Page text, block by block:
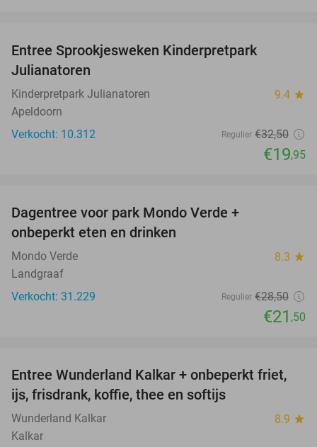
Entree Sprookjesweken Kinderpretpark
Julianatoren
Kinderpretpark Julianatoren 9.4 star
Apeldoorn
Verkocht: 10.312
Regulier €32,50
€19,95
Dagentree voor park Mondo Verde +
onbeperkt eten en drinken
Mondo Verde 8.3 star
Landgraaf
Verkocht: 31.229
Regulier €28,50
€21 ,50
32%
Entree Wunderland Kalkar + onbeperkt friet,
ijs, frisdrank, koffie, thee en softijs
Wunderland Kalkar 8.9 star
Kalkar